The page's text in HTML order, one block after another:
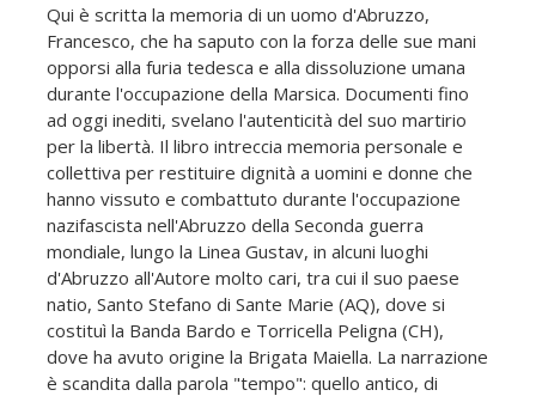
Qui è scritta la memoria di un uomo d'Abruzzo,
Francesco, che ha saputo con la forza delle sue mani
opporsi alla furia tedesca e alla dissoluzione umana
durante l'occupazione della Marsica. Documenti fino
ad oggi inediti, svelano l'autenticità del suo martirio
per la libertà. Il libro intreccia memoria personale e
collettiva per restituire dignità a uomini e donne che
hanno vissuto e combattuto durante l'occupazione
nazifascista nell'Abruzzo della Seconda guerra
mondiale, lungo la Linea Gustav, in alcuni luoghi
d'Abruzzo all'Autore molto cari, tra cui il suo paese
natio, Santo Stefano di Sante Marie (AQ), dove si
costituì la Banda Bardo e Torricella Peligna (CH),
dove ha avuto origine la Brigata Maiella. La narrazione
è scandita dalla parola "tempo": quello antico, di